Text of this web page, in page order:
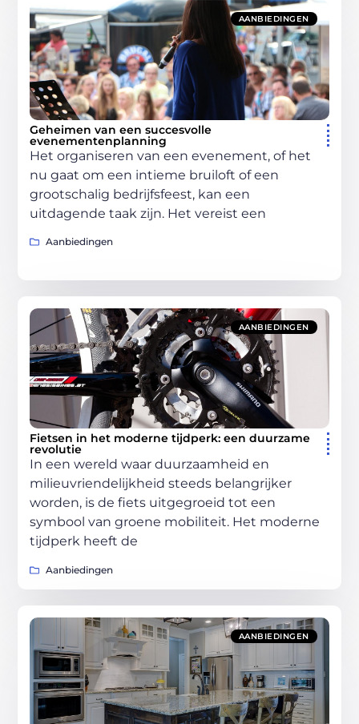
AANBIEDINGEN
Geheimen van een succesvolle
evenementenplanning
Het organiseren van een evenement, of het
nu gaat om een intieme bruiloft of een
grootschalig bedrijfsfeest, kan een
uitdagende taak zijn. Het vereist een
Aanbiedingen
AANBIEDINGEN
Fietsen in het moderne tijdperk: een duurzame
revolutie
In een wereld waar duurzaamheid en
milieuvriendelijkheid steeds belangrijker
worden, is de fiets uitgegroeid tot een
symbool van groene mobiliteit. Het moderne
tijdperk heeft de
Aanbiedingen
AANBIEDINGEN